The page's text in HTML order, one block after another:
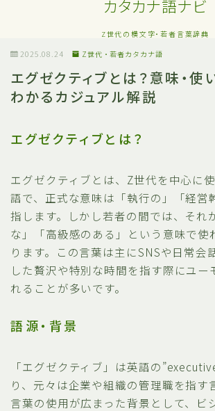
カタカナ語ナビ
Z世代の横文字・若者言葉辞典
MENU
Z世代・若者カタカナ語
ネット・SNS用語
恋愛・人間関係のカタカナ語
日常でよく聞く流行語
略語・造語
2025.08.24 Z世代・若者カタカナ語
エグゼクティブとは？意味・使
わかるカジュアル解説
エグゼクティブとは？
エグゼクティブとは、Z世代を中心に
語で、正式な意味は「執行の」「経営
指します。しかし若者の間では、それ
な」「高級感のある」という意味で使
ります。この言葉は主にSNSや日常会
した贅沢や特別な時間を指す際にユー
れることが多いです。
語源・背景
「エグゼクティブ」は英語の
り、元々は企業や組織の管理職を指す
言葉の使用が広まった背景として、ビ